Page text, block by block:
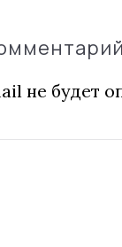
не будет